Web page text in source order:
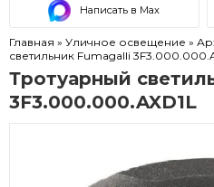
Написать в Max
Главная » Уличное освещение »
светильник Fumagalli
Тротуарный
3F3.000.000.AXD1L